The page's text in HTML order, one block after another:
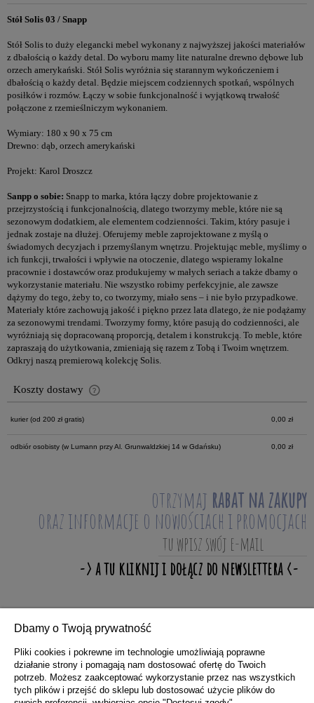
Stół Solis 03 / Snapp
Stół Solis to duży elegancki mebel wykonany z najwyższej jakości materiałów
z dbałością o każdy detal. Do wyboru mamy lite naturalne drewno dębowe lub
orzech amerykański. Stół Solis wyróżnia się starannym wykończeniem i
dbałością o każdy detal. Będzie miejscem codziennych spotkań, wspólnych
posiłków i rozmów. Łączy w sobie funkcjonalność i wyjątkową trwałość
połączone z rzemieślniczym wykonaniem.
Wymiary: 180 x 90 x 75 cm
Drewno: dąb, orzech amerykański
Projekt: Karol Droszcz
Sanpp o sobie: Snapp to marka, która łączy dobre projektowanie z
przejrzystością i funkcjonalnością, dlatego tworzymy meble, które nie są
sezonowym dodatkiem, ale elementem codzienności. Takim, który pasuje i
jednak zostaje na dłużej. Oferujemy meble zaprojektowane z myślą o
świadomych decyzjach i przemyślanym wnętrzu. Projektując meble, myślimy o
ich funkcji, trwałości i wpływie na otoczenie, dlatego wspieramy lokalne
pracownie i dostawców oraz produkujemy w małych seriach a także dbamy o
wykorzystanie materiału. Nie wszystko robimy perfekcyjnie, ale zawsze
dążymy do tego, żeby to, co tworzymy, miało sens – i nie było przypadkowe.
Materiały które zachowują jakość i piękno przez lata dlatego, że nie podążamy
za sezonowymi trendami. Tworzymy formy, które pasują do codzienności, ale
wyróżniają się dopracowaną proporcją, detalem i konstrukcją. To meble, które
zapraszają do użytkowania, zmieniają się razem z Tobą i Twoim wnętrzem.
Odkryj naszą premierową kolekcję Solis.
Koszty dostawy
Cena nie zawiera ewentualnych kosztów płatności
kurier (od 200 zł gratis) 0,00 zł
odbiór osobisty (w Lumann przy Al. Grunwaldzkiej 14 w Gdańsku) 0,00 zł
otrzymaj rabat na zakupy
oraz informacje o nowościach i promocjach
ZAKUPY
POMOC
Dbamy o Twoją prywatność
Pliki cookies i pokrewne im technologie umożliwiają poprawne
działanie strony i pomagają nam dostosować ofertę do Twoich
potrzeb. Możesz zaakceptować wykorzystanie przez nas wszystkich
tych plików i przejść do sklepu lub dostosować użycie plików do